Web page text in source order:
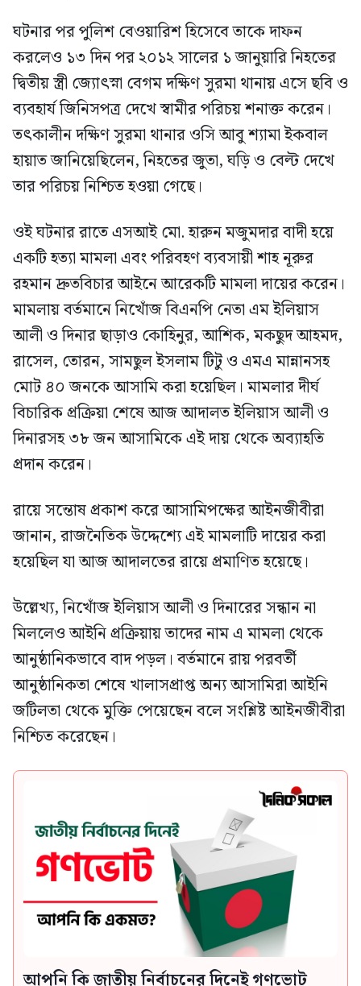
ঘটনার পর পুলিশ বেওয়ারিশ হিসেবে তাকে দাফন
করলেও ১৩ দিন পর ২০১২ সালের ১ জানুয়ারি নিহতের
দ্বিতীয় স্ত্রী জ্যোৎস্না বেগম দক্ষিণ সুরমা থানায় এসে ছবি ও
ব্যবহার্য জিনিসপত্র দেখে স্বামীর পরিচয় শনাক্ত করেন।
তৎকালীন দক্ষিণ সুরমা থানার ওসি আবু শ্যামা ইকবাল
হায়াত জানিয়েছিলেন, নিহতের জুতা, ঘড়ি ও বেল্ট দেখে
তার পরিচয় নিশ্চিত হওয়া গেছে।
ওই ঘটনার রাতে এসআই মো. হারুন মজুমদার বাদী হয়ে
একটি হত্যা মামলা এবং পরিবহণ ব্যবসায়ী শাহ নূরুর
রহমান দ্রুতবিচার আইনে আরেকটি মামলা দায়ের করেন।
মামলায় বর্তমানে নিখোঁজ বিএনপি নেতা এম ইলিয়াস
আলী ও দিনার ছাড়াও কোহিনুর, আশিক, মকছুদ আহমদ,
রাসেল, তোরন, সামছুল ইসলাম টিটু ও এমএ মান্নানসহ
মোট ৪০ জনকে আসামি করা হয়েছিল। মামলার দীর্ঘ
বিচারিক প্রক্রিয়া শেষে আজ আদালত ইলিয়াস আলী ও
দিনারসহ ৩৮ জন আসামিকে এই দায় থেকে অব্যাহতি
প্রদান করেন।
রায়ে সন্তোষ প্রকাশ করে আসামিপক্ষের আইনজীবীরা
জানান, রাজনৈতিক উদ্দেশ্যে এই মামলাটি দায়ের করা
হয়েছিল যা আজ আদালতের রায়ে প্রমাণিত হয়েছে।
উল্লেখ্য, নিখোঁজ ইলিয়াস আলী ও দিনারের সন্ধান না
মিললেও আইনি প্রক্রিয়ায় তাদের নাম এ মামলা থেকে
আনুষ্ঠানিকভাবে বাদ পড়ল। বর্তমানে রায় পরবর্তী
আনুষ্ঠানিকতা শেষে খালাসপ্রাপ্ত অন্য আসামিরা আইনি
জটিলতা থেকে মুক্তি পেয়েছেন বলে সংশ্লিষ্ট আইনজীবীরা
নিশ্চিত করেছেন।
আপনি কি জাতীয় নির্বাচনের দিনেই গণভোট